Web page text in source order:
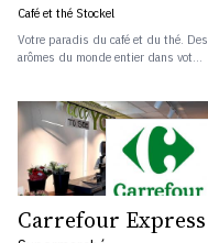
Café et thé Stockel
Votre paradis du café et du thé. Des
arômes du monde entier dans vot...
Carrefour Express